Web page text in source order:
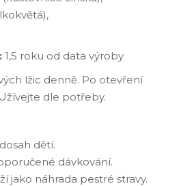
1,5 roku od data výroby
lžic denně. Po otevření
dle potřeby.
dětí.
dávkování.
jako náhrada pestré stravy.